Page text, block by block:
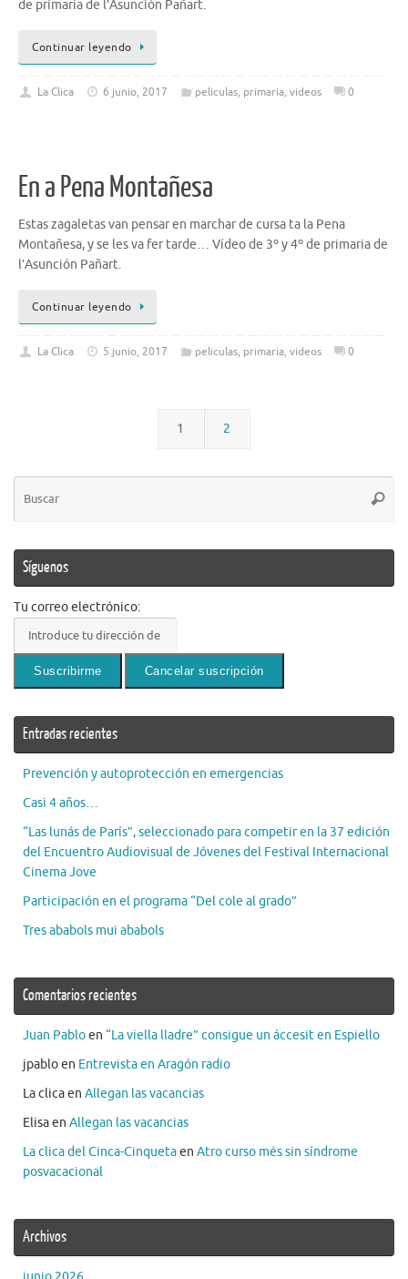
de primaria de l’Asunción Pañart.
Continuar leyendo
La Clica 6 junio, 2017 peliculas, primaria, videos 0
En a Pena Montañesa
Estas zagaletas van pensar en marchar de cursa ta la Pena
Montañesa, y se les va fer tarde… Vídeo de 3º y 4º de primaria de
l’Asunción Pañart.
Continuar leyendo
La Clica 5 junio, 2017 peliculas, primaria, videos 0
1 2
Síguenos
Tu correo electrónico:
Entradas recientes
Prevención y autoprotección en emergencias
Casi 4 años…
“Las lunás de París”, seleccionado para competir en la 37 edición
del Encuentro Audiovisual de Jóvenes del Festival Internacional
Cinema Jove
Participación en el programa “Del cole al grado”
Tres ababols mui ababols
Comentarios recientes
Juan Pabloen “La viella lladre” consigue un áccesit en Espiello
jpabloen Entrevista en Aragón radio
La clicaen Allegan las vacancias
Elisaen Allegan las vacancias
La clica del Cinca-Cinquetaen Atro curso més sin síndrome
posvacacional
Archivos